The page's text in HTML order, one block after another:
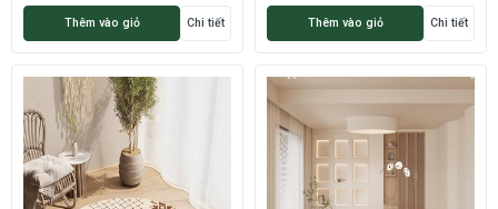
Thêm vào giỏ Chi tiết Thêm vào giỏ Chi tiết